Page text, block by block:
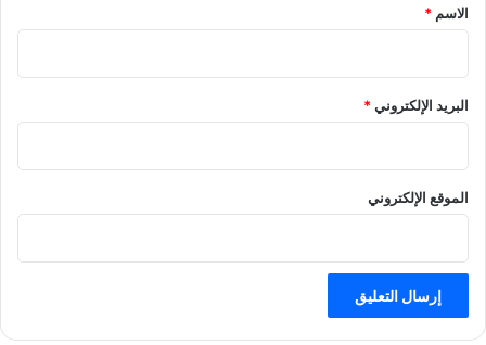
الاسم *
البريد الإلكتروني*
الموقع الإلكتروني